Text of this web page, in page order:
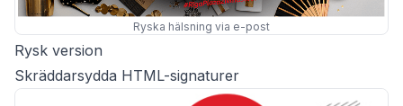
Ryska hälsning via e-post
Rysk version
Skräddarsydda HTML-signaturer